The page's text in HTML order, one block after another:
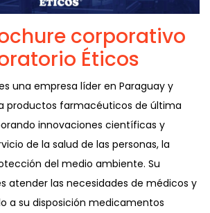
corporativo
Éticos
una empresa líder en Paraguay y
productos farmacéuticos de última
innovaciones científicas y
de la salud de las personas, la
del medio ambiente. Su
atender las necesidades de médicos y
a su disposición medicamentos